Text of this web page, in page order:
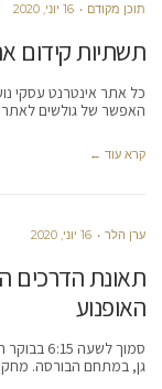
תוכן מקודם 16 יוני, 2020
תשתיות קידום
כל אתר אינטרנט עסקי
האפשר של גולשים
קרא עוד ←
ערן הלר 16 יוני, 2020
תאונת הדרכים
האופנוע
סמוך
גן, במתחם הבורסה.